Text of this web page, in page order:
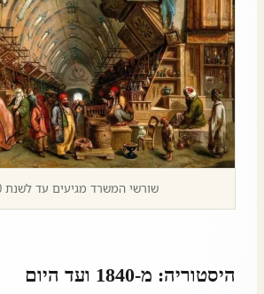
שורשי המשרד מגיעים עד לשנת 1840.
היסטוריה: מ-1840 ועד היום